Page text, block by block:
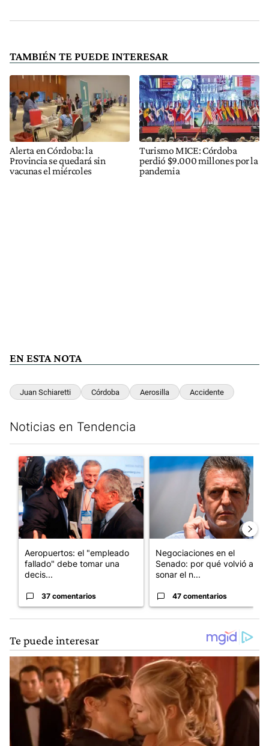
TAMBIÉN TE PUEDE INTERESAR
Alerta en Córdoba: la
Provincia se quedará sin
vacunas el miércoles
Turismo MICE: Córdoba
perdió $9.000 millones por la
pandemia
EN ESTA NOTA
Juan Schiaretti Córdoba Aerosilla Accidente
Noticias en Tendencia
Un artículo de tendencia con el título "Aeropuertos: el
Aeropuertos: el "empleado
fallado" debe tomar una
decis...
37 comentarios
Un artículo de tendencia
Negociaciones en el
Senado: por qué volvió a
sonar el n...
47 comentarios